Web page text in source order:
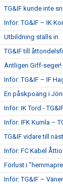
TG&IF kunde inte
Inför: TG&IF – IK
Utbildning ställs in
TG&IF till
Äntligen Giff-seger!
Inför: TG&IF – IF
En påskpoäng i
Inför: IK Tord -
Inför: IFK Kumla –
TG&IF vidare till
Inför: FC Kabel
Förlust i
Inför: TG&IF –